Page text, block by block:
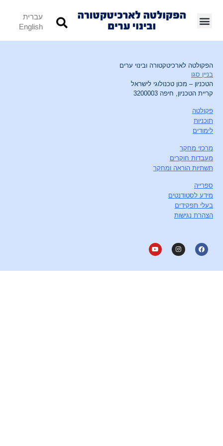
עברית
English
הפקולטה לארכיטקטורה ובינוי ערים
בניין סגו
הטכניון – מכון טכנולוגי לישראל
קריית הטכניון, חיפה 3200003
פקולטה
תוכניות
לימודים
מרכזי מחקר
מעבדות חוקרים
תשתיות הוראה ומחקר
ספרייה
מידע לסטודנטים
בעלי תפקידים
הצהרת נגישות